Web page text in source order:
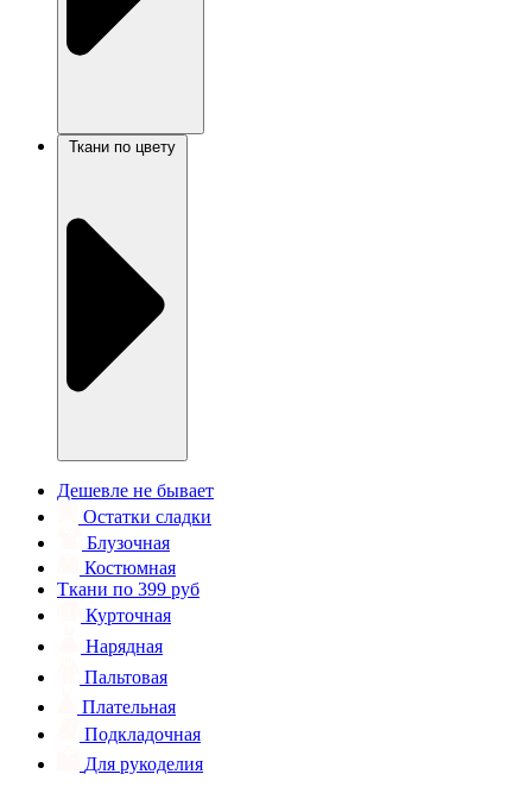
Дешевле не бывает
Остатки сладки
Блузочная
Костюмная
Ткани по 399 руб
Курточная
Нарядная
Пальтовая
Плательная
Подкладочная
Для рукоделия